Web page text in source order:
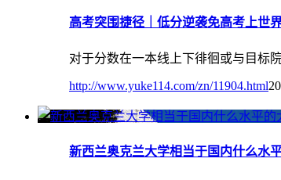
高考突围捷径｜低分逆袭免高考上世
对于分数在一本线上下徘徊或与目标
http://www.yuke114.com/zn/11904.html
新西兰奥克兰大学相当于国内什么水平